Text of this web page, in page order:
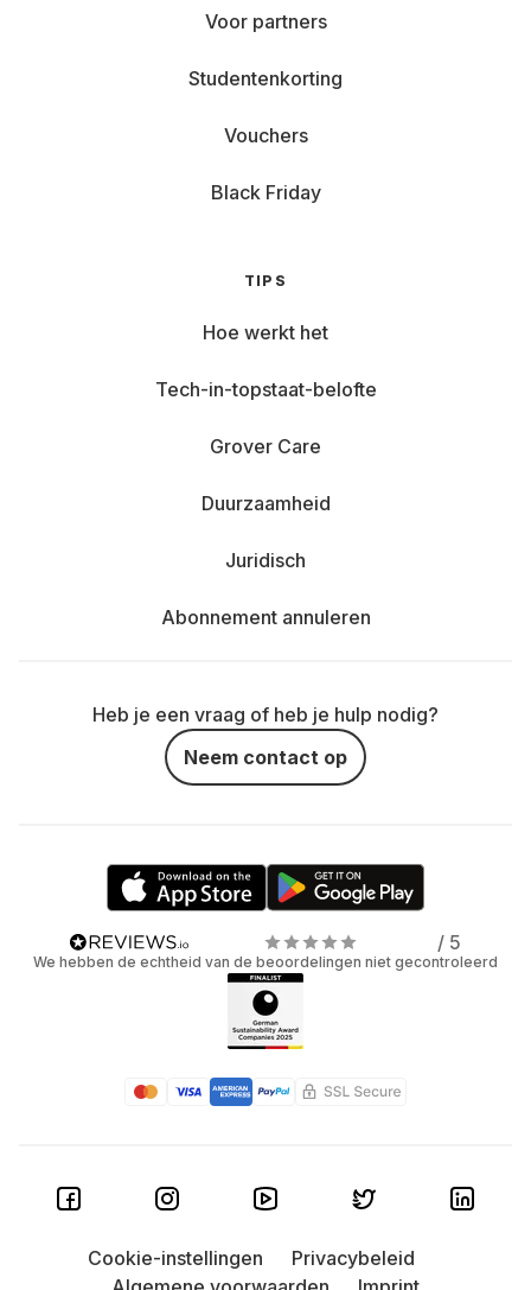
Voor partners
Studentenkorting
Vouchers
Black Friday
TIPS
Hoe werkt het
Tech-in-topstaat-belofte
Grover Care
Duurzaamheid
Juridisch
Abonnement annuleren
Heb je een vraag of heb je hulp nodig?
Neem contact op
/ 5
We hebben de echtheid van de beoordelingen niet gecontroleerd
Cookie-instellingen
Privacybeleid